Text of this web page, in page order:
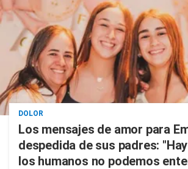
DOLOR
Los mensajes de amor para
despedida de sus padres:
los humanos no podemos